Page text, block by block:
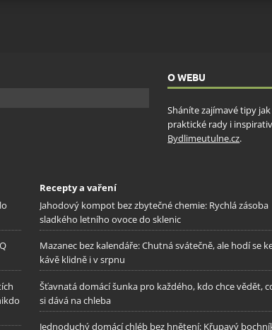
O WEBU
Sháníte zajímavé tipy
praktické rady i
Bydlimeutulne.cz.
Recepty a vaření
Jahodový kompot bez zbytečné chemie: Rychlá zásoba
sladkého letního ovoce do sklenic
Mazanec bez kalendáře: Chutná svátečně, ale hodí se
kávě klidně i v srpnu
Šťavnatá domácí šunka pro každého, kdo chce vědět,
si dává na chleba
Jednoduchý domácí chléb bez hnětení: Křupavý